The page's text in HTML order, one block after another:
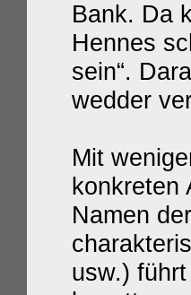
Bank. Da
Hennes
sein“.
wedder
Mit
konkreten
Namen
usw.)